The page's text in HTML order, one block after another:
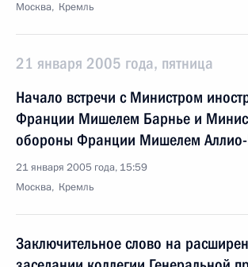
Москва, Кремль
21 января 2005 года, пятница
Начало встречи с Министром
Франции Мишелем Барнье и
обороны Франции Мишелем
21 января 2005 года, 15:59
Москва, Кремль
Заключительное слово на